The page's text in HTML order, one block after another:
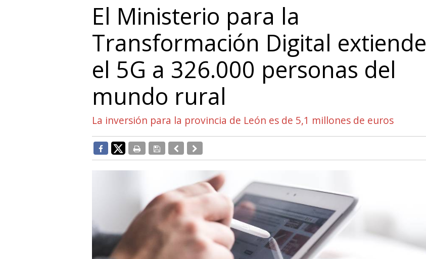
El Ministerio para la
Transformación Digital extiende
el 5G a 326.000 personas del
mundo rural
La inversión para la provincia de León es de 5,1 millones de euros